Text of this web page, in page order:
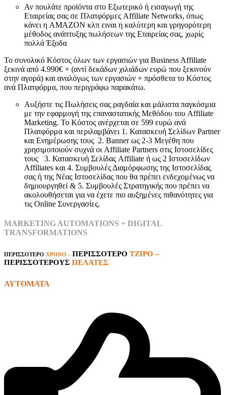
Αν πουλάτε προϊόντα στο Εξωτερικό ή εισαγωγή της
Εταιρείας σας σε Πλατφόρμες Affiliate Networks, όπως
κάνει η AMAZON κλπ ειναι η καλύτερη και γρηγορότερη
μέθοδος ανάπτυξης πωλήσεων της Εταιρείας σας, χωρίς
πολλά Έξοδα
Το συνολικό Κόστος όλων των εργασιών για Business Affiliate
ξεκινά από 4.990€ + (αντί δεκάδων χιλιάδων ευρώ που ξεκινούν
στην αγορά) και αναλόγως των εργασιών + πρόσθετα το Κόστος
ανά Πλατφόρμα, που περιγράφω παρακάτω.
Αυξήστε τις Πωλήσεις σας ραγδαία και μάλιστα παγκόσμια
με την εφαρμογή της επαναστατικής Μεθόδου του Affiliate
Marketing. Το Κόστος ανέρχεται σε 599 ευρώ ανά
Πλατφόρμα και περιλαμβάνει 1. Κατασκευή Σελίδων Partner
και Ενημέρωσης τους 2. Banner ως 2-3 Μεγέθη που
χρησιμοποιούν συχνά οι Affiliate Partners στις Ιστοσελίδες
τους 3. Κατασκευή Σελίδας Affiliate ή ως 2 Ιστοσελίδων
Affiliates και 4. Συμβουλές Διαμόρφωσης της Ιστοσελίδας
σας ή της Νέας Ιστοσελίδας που θα πρέπει ενδεχομένως να
δημιουργηθεί & 5. Συμβουλές Στρατηγικής που πρέπει να
ακολουθήσεται για να έχετε πιο αυξημένες πιθανότητες για
τις Online Συνεργασίες.
MARKETING AUTOMATIONS + DIGITAL
TRANSFORMATIONS
ΠΕΡΙΣΣΟΤΕΡΟ ΧΡΟΝΟ – ΠΕΡΙΣΣΟΤΕΡΟ ΤΖΙΡΟ –
ΠΕΡΙΣΣΟΤΕΡΟΥΣ ΠΕΛΑΤΕΣ
ΑΥΤΟΜΑΤΑ